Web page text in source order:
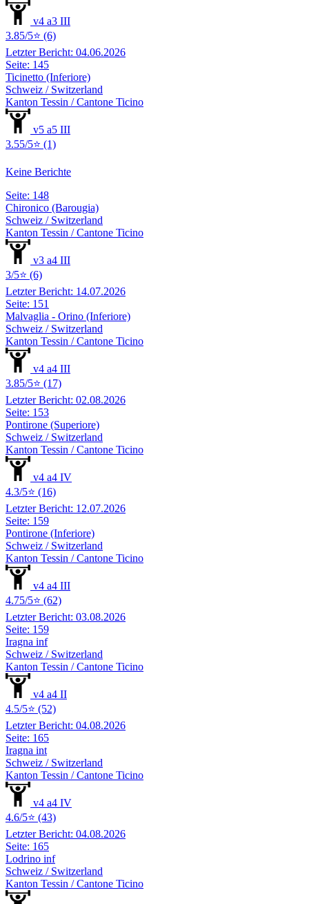
v4 a3 III
3.85/5⭐ (6)
Letzter Bericht: 04.06.2026
Seite: 145
Ticinetto (Inferiore)
Schweiz / Switzerland
Kanton Tessin / Cantone Ticino
v5 a5 III
3.55/5⭐ (1)
Keine Berichte
Seite: 148
Chironico (Barougia)
Schweiz / Switzerland
Kanton Tessin / Cantone Ticino
v3 a4 III
3/5⭐ (6)
Letzter Bericht: 14.07.2026
Seite: 151
Malvaglia - Orino (Inferiore)
Schweiz / Switzerland
Kanton Tessin / Cantone Ticino
v4 a4 III
3.85/5⭐ (17)
Letzter Bericht: 02.08.2026
Seite: 153
Pontirone (Superiore)
Schweiz / Switzerland
Kanton Tessin / Cantone Ticino
v4 a4 IV
4.3/5⭐ (16)
Letzter Bericht: 12.07.2026
Seite: 159
Pontirone (Inferiore)
Schweiz / Switzerland
Kanton Tessin / Cantone Ticino
v4 a4 III
4.75/5⭐ (62)
Letzter Bericht: 03.08.2026
Seite: 159
Iragna inf
Schweiz / Switzerland
Kanton Tessin / Cantone Ticino
v4 a4 II
4.5/5⭐ (52)
Letzter Bericht: 04.08.2026
Seite: 165
Iragna int
Schweiz / Switzerland
Kanton Tessin / Cantone Ticino
v4 a4 IV
4.6/5⭐ (43)
Letzter Bericht: 04.08.2026
Seite: 165
Lodrino inf
Schweiz / Switzerland
Kanton Tessin / Cantone Ticino